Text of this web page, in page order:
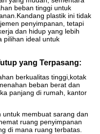
beban tinggi untuk
plastik ini tidak
penyimpanan, tetapi
dan hidup yang lebih
pilihan ideal untuk
yang Terpasang:
berkualitas tinggi, kotak
beban berat dan
panjang di rumah, kantor
membuat sarang dan
ruang penyimpanan
di mana ruang terbatas.